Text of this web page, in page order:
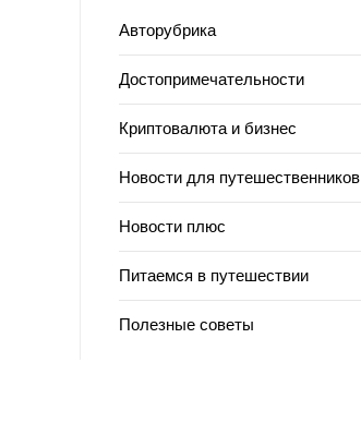
Авторубрика
Достопримечательности
Криптовалюта и бизнес
Новости для путешественников
Новости плюс
Питаемся в путешествии
Полезные советы